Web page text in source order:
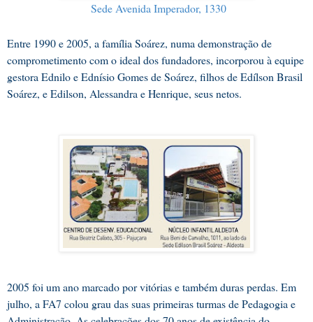
Sede Avenida Imperador, 1330
Entre 1990 e 2005, a família Soárez, numa demonstração de
comprometimento com o ideal dos fundadores, incorporou à equipe
gestora Ednilo e Ednísio Gomes de Soárez, filhos de Edílson Brasil
Soárez, e Edilson, Alessandra e Henrique, seus netos.
2005 foi um ano marcado por vitórias e também duras perdas. Em
julho, a FA7 colou grau das suas primeiras turmas de Pedagogia e